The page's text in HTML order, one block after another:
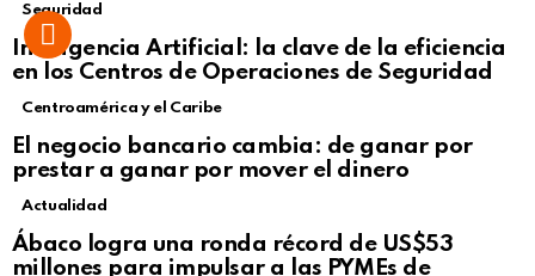
Seguridad
Inteligencia Artificial: la clave de la eficiencia
en los Centros de Operaciones de Seguridad
Centroamérica y el Caribe
El negocio bancario cambia: de ganar por
prestar a ganar por mover el dinero
Not Safe For Work
Click to view this post
Actualidad
Ábaco logra una ronda récord de US$53
millones para impulsar a las PYMEs de